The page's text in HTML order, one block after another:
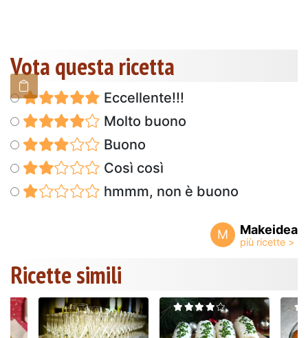
Vota questa ricetta
Eccellente!!!
Molto buono
Buono
Così così
hmmm, non è buono
M Makeidea
Ricette simili